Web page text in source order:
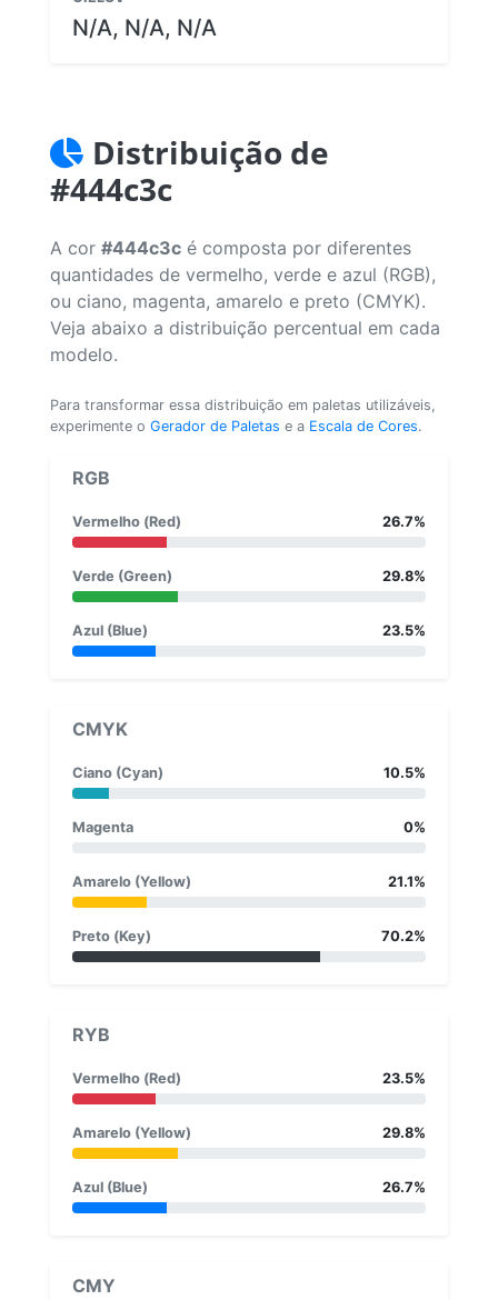
N/A, N/A, N/A
Distribuição de
#444c3c
A cor #444c3c é composta por diferentes
quantidades de vermelho, verde e azul (RGB),
ou ciano, magenta, amarelo e preto (CMYK).
Veja abaixo a distribuição percentual em cada
modelo.
Para transformar essa distribuição em paletas utilizáveis,
experimente o Gerador de Paletas e a Escala de Cores.
RGB
Vermelho (Red) 26.7%
Verde (Green) 29.8%
Azul (Blue) 23.5%
CMYK
Ciano (Cyan) 10.5%
Magenta 0%
Amarelo (Yellow) 21.1%
Preto (Key) 70.2%
RYB
Vermelho (Red) 23.5%
Amarelo (Yellow) 29.8%
Azul (Blue) 26.7%
CMY